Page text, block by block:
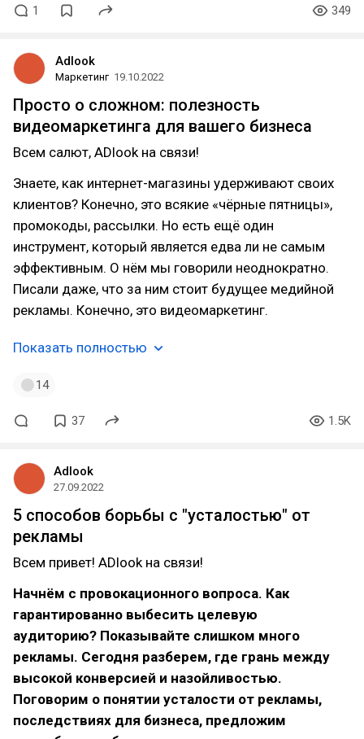
1 349
Adlook
Маркетинг 19.10.2022
Просто о сложном: полезность
видеомаркетинга для вашего бизнеса
Всем салют, ADlook на связи!
Знаете, как интернет-магазины удерживают своих
клиентов? Конечно, это всякие «чёрные пятницы»,
промокоды, рассылки. Но есть ещё один
инструмент, который является едва ли не самым
эффективным. О нём мы говорили неоднократно.
Писали даже, что за ним стоит будущее медийной
рекламы. Конечно, это видеомаркетинг.
Показать полностью
14
37 1.5K
Adlook
27.09.2022
5 способов борьбы с "усталостью" от
рекламы
Всем привет! ADlook на связи!
Начнём с провокационного вопроса. Как
гарантированно выбесить целевую
аудиторию? Показывайте слишком много
рекламы. Сегодня разберем, где грань между
высокой конверсией и назойливостью.
Поговорим о понятии усталости от рекламы,
последствиях для бизнеса, предложим